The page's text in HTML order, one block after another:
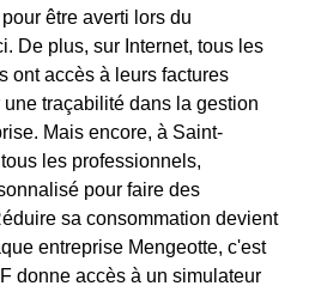
être averti lors du
De plus, sur Internet, tous les
ont accès à leurs factures
traçabilité dans la gestion
Mais encore, à Saint-
les professionnels,
pour faire des
sa consommation devient
entreprise Mengeotte, c'est
donne accès à un simulateur